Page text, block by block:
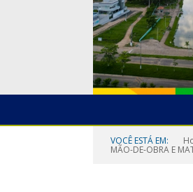
VOCÊ ESTÁ EM:
MÃO-DE-OBRA E